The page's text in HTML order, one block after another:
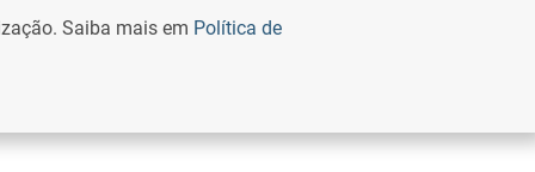
Saiba mais em Política de